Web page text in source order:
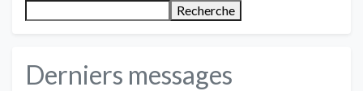
Recherche
Derniers messages